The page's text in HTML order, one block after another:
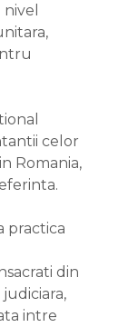
celor
Romania,
practica
din
intre